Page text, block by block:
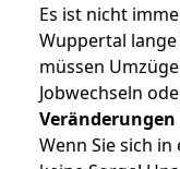
Es ist nicht
Wuppertal
müssen
Jobwechseln
Wenn Sie sich